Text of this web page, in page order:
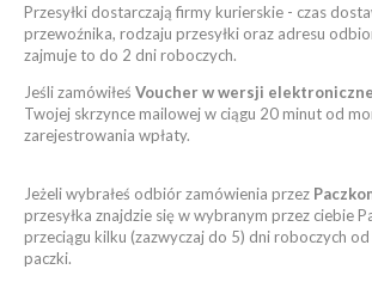
Przesyłki dostarczają firmy kurierskie - czas
przewoźnika, rodzaju przesyłki oraz adresu
zajmuje to do 2 dni roboczych.
Jeśli zamówiłeś Voucher w wersji
Twojej skrzynce mailowej w ciągu 20 minut od
zarejestrowania wpłaty.
Jeżeli wybrałeś odbiór zamówienia przez
przesyłka znajdzie się w wybranym przez ciebie
przeciągu kilku (zazwyczaj do 5) dni roboczych
paczki.